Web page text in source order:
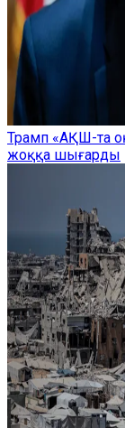
Трамп «АҚШ-та
жоққа шығарды